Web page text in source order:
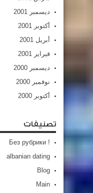
ديسمبر 2001
أكتوبر 2001
أبريل 2001
فبراير 2001
ديسمبر 2000
نوفمبر 2000
أكتوبر 2000
تصنيفات
! Без рубрики
albanian dating
Blog
Main